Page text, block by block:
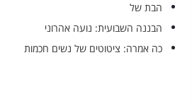
הבת של
הבננה השבועית: נועה אהרוני
כה אמרה: ציטוטים של נשים חכמות